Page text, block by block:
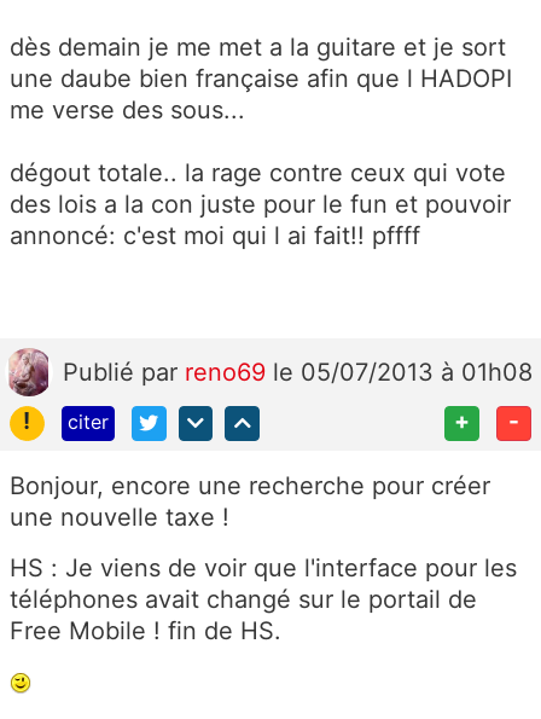
dès demain je me met a la guitare et je sort
une daube bien française afin que l HADOPI
me verse des sous...
dégout totale.. la rage contre ceux qui vote
des lois a la con juste pour le fun et pouvoir
annoncé: c'est moi qui l ai fait!! pffff
Publié par reno69 le 05/07/2013 à 01h08
!
citer + -
Bonjour, encore une recherche pour créer
une nouvelle taxe !
HS : Je viens de voir que l'interface pour les
téléphones avait changé sur le portail de
Free Mobile ! fin de HS.